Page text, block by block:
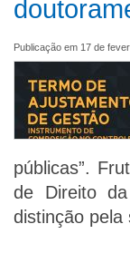
Publicação em 17 de
públicas”.
de Direito
distinção